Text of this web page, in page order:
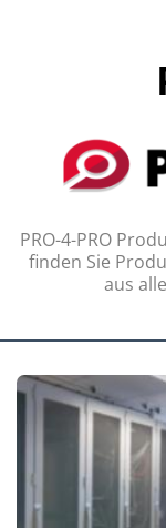
PRO-4-PRO
finden Sie
aus